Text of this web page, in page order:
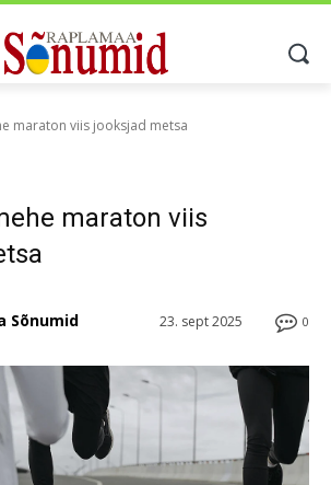
maraton viis jooksjad metsa
maraton viis
0
23. sept 2025
Sõnumid